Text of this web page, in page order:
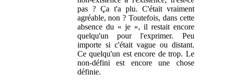
pas ? Ça t'a plu. C'était vraiment
agréable, non ? Toutefois, dans cette
absence du « je », il restait encore
quelqu'un pour l'exprimer. Peu
importe si c'était vague ou distant.
Ce quelqu'un est encore de trop. Le
non-défini est encore une chose
définie.